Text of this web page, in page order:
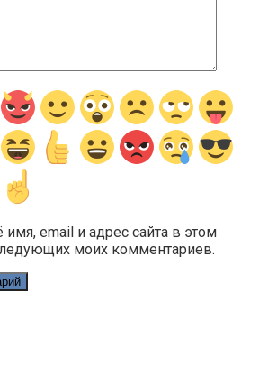
имя, email и адрес сайта в этом
моих комментариев.